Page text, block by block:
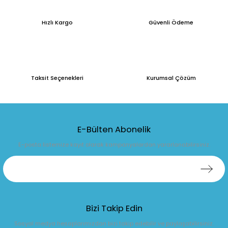
Hızlı Kargo Güvenli Ödeme
Taksit Seçenekleri Kurumsal Çözüm
E-Bülten Abonelik
E-posta listemize kayıt olarak kampanyalardan yararlanabilirsiniz.
Bizi Takip Edin
Sosyal medya hesaplarımızdan bizi takip edebilir ve paylaşabilirsiniz.